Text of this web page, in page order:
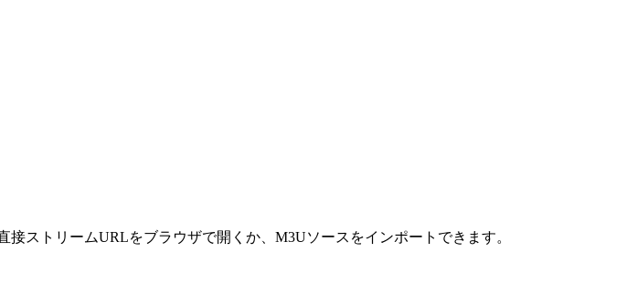
ストリームURLをブラウザで開くか、M3Uソースをインポートできます。